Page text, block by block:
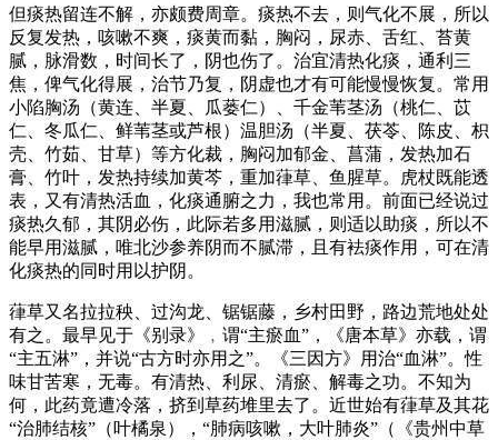
但痰热留连不解，亦颇费周章。痰热不去，则气化不展，所以
反复发热，咳嗽不爽，痰黄而黏，胸闷，尿赤、舌红、苔黄
腻，脉滑数，时间长了，阴也伤了。治宜清热化痰，通利三
焦，俾气化得展，治节乃复，阴虚也才有可能慢慢恢复。常用
小陷胸汤（黄连、半夏、瓜蒌仁）、千金苇茎汤（桃仁、苡
仁、冬瓜仁、鲜苇茎或芦根）温胆汤（半夏、茯苓、陈皮、枳
壳、竹茹、甘草）等方化裁，胸闷加郁金、菖蒲，发热加石
膏、竹叶，发热持续加黄芩，重加葎草、鱼腥草。虎杖既能透
表，又有清热活血，化痰通腑之力，我也常用。前面已经说过
痰热久郁，其阴必伤，此际若多用滋腻，则适以助痰，所以不
能早用滋腻，唯北沙参养阴而不腻滞，且有袪痰作用，可在清
化痰热的同时用以护阴。
葎草又名拉拉秧、过沟龙、锯锯藤，乡村田野，路边荒地处处
有之。最早见于《别录》﹐谓“主瘀血”，《唐本草》亦载，谓
“主五淋”，并说“古方时亦用之”。《三因方》用治“血淋”。性
味甘苦寒，无毒。有清热、利尿、清瘀、解毒之功。不知为
何，此药竟遭冷落，挤到草药堆里去了。近世始有葎草及其花
“治肺结核”（叶橘泉），“肺病咳嗽，大叶肺炎”（《贵州中草